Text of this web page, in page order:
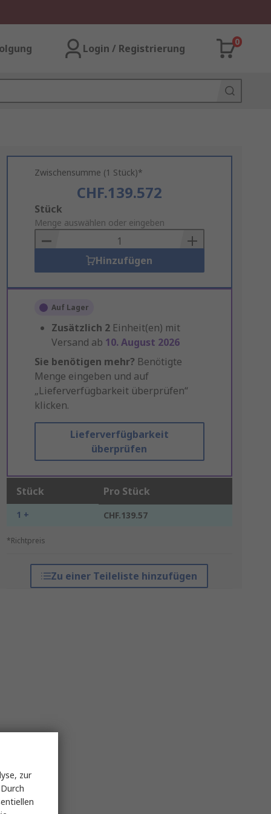
Login / Registrierung
0
Zwischensumme (1 Stück)*
CHF.139.572
Add
to
Basket
Stück
Menge auswählen oder eingeben
Hinzufügen
Auf Lager
Zusätzlich 2 Einheit(en) mit
Versand ab 10. August 2026
Sie benötigen mehr? Benötigte
Menge eingeben und auf
„Lieferverfügbarkeit überprüfen“
klicken.
Lieferverfügbarkeit
überprüfen
Stück Pro Stück
1 + CHF.139.57
*Richtpreis
Zu einer Teileliste hinzufügen
zur